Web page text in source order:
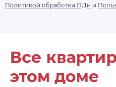
Политикой обработки ПДн и
Все
этом доме